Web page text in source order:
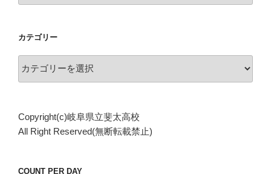
ブ
カテゴリー
テ
ー
Copyright(c)岐阜県立斐太高校
All Right Reserved(無断転載禁止)
COUNT PER DAY